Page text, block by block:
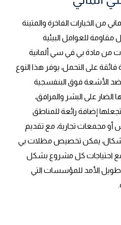
من الخيارات الفاخرة والمتينة
مقاومة للعوامل البيئية
من مادة بي في سي ألمانية
على التحمل، يوفر هذا النوع
الأشعة فوق البنفسجية
على البشر والمرافق،
تجعلها إضافة رائعة للمناطق
أو مجمعات تجارية، مع تقديم
يمكن تخصيص مظلات بي
مع احتياجات كل مشروع بشكل
طويل الأمد للمؤسسات التي